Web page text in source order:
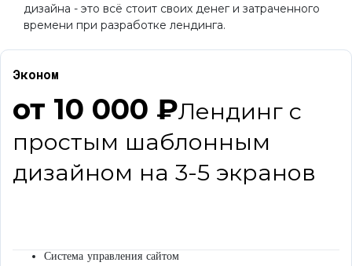
дизайна - это всё стоит своих денег и затраченного
времени при разработке лендинга.
Эконом
от 10 000 ₽Лендинг с
простым шаблонным
дизайном на 3-5 экранов
Система управления сайтом